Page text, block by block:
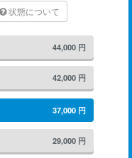
状態について
44,000 円
42,000 円
37,000 円
29,000 円